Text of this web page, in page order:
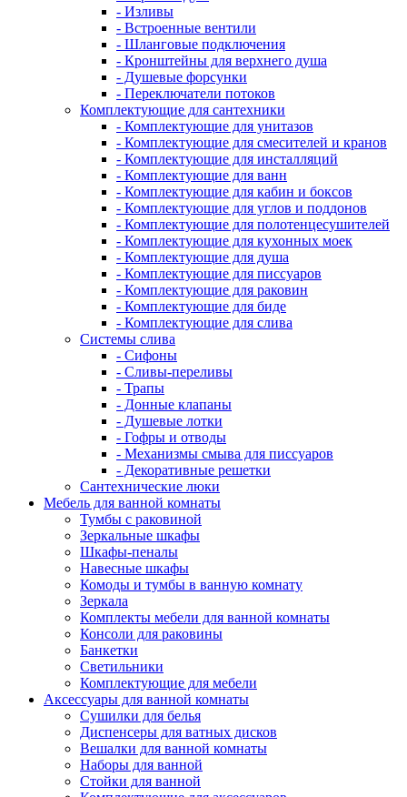
- Изливы
- Встроенные вентили
- Шланговые подключения
- Кронштейны для верхнего душа
- Душевые форсунки
- Переключатели потоков
Комплектующие для сантехники
- Комплектующие для унитазов
- Комплектующие для смесителей и кранов
- Комплектующие для инсталляций
- Комплектующие для ванн
- Комплектующие для кабин и боксов
- Комплектующие для углов и поддонов
- Комплектующие для полотенцесушителей
- Комплектующие для кухонных моек
- Комплектующие для душа
- Комплектующие для писсуаров
- Комплектующие для раковин
- Комплектующие для биде
- Комплектующие для слива
Системы слива
- Сифоны
- Сливы-переливы
- Трапы
- Донные клапаны
- Душевые лотки
- Гофры и отводы
- Механизмы смыва для писсуаров
- Декоративные решетки
Сантехнические люки
Мебель для ванной комнаты
Тумбы с раковиной
Зеркальные шкафы
Шкафы-пеналы
Навесные шкафы
Комоды и тумбы в ванную комнату
Зеркала
Комплекты мебели для ванной комнаты
Консоли для раковины
Банкетки
Светильники
Комплектующие для мебели
Аксессуары для ванной комнаты
Сушилки для белья
Диспенсеры для ватных дисков
Вешалки для ванной комнаты
Наборы для ванной
Стойки для ванной